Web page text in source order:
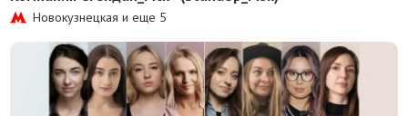
Новокузнецкая и еще 5